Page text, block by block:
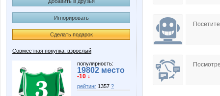
Игнорировать
Сделать подарок
Совместная покупка: взрослый
популярность:
19802 место
-10 ↓
рейтинг 1357 ?
Nutka
avt-nat